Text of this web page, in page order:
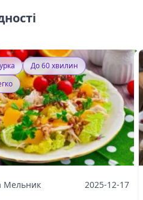
До 60 хвилин
Мельник 2025-12-17